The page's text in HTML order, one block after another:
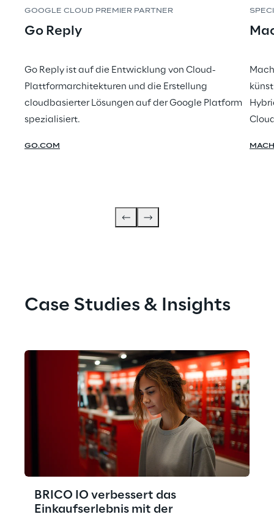
GOOGLE CLOUD PREMIER PARTNER
Go Reply
Go Reply ist auf die Entwicklung von Cloud-
Plattformarchitekturen und die Erstellung
cloudbasierter Lösungen auf der Google Platform
spezialisiert.
GO.COM
Case Studies & Insights
BRICO IO verbessert das
Einkaufserlebnis mit der